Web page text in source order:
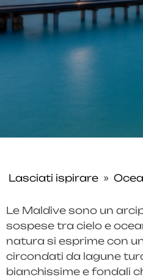
Lasciati ispirare »
Le Maldive sono un
sospese tra cielo e
natura si esprime con
circondati da lagune
bianchissime e fondali